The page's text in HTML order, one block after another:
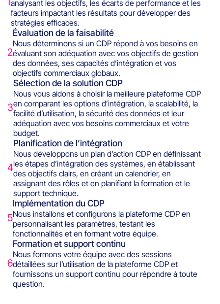
analysant les objectifs, les écarts de performance et les
facteurs impactant les résultats pour développer des
stratégies efficaces.
2
Évaluation de la faisabilité
Nous déterminons si un CDP répond à vos besoins en
évaluant son adéquation avec vos objectifs de gestion
des données, ses capacités d’intégration et vos
objectifs commerciaux globaux.
3
Sélection de la solution CDP
Nous vous aidons à choisir la meilleure plateforme CDP
en comparant les options d’intégration, la scalabilité, la
facilité d’utilisation, la sécurité des données et leur
adéquation avec vos besoins commerciaux et votre
budget.
4
Planification de l’intégration
Nous développons un plan d’action CDP en définissant
les étapes d’intégration des systèmes, en établissant
des objectifs clairs, en créant un calendrier, en
assignant des rôles et en planifiant la formation et le
support technique.
5
Implémentation du CDP
Nous installons et configurons la plateforme CDP en
personnalisant les paramètres, testant les
fonctionnalités et en formant votre équipe.
6
Formation et support continu
Nous formons votre équipe avec des sessions
détaillées sur l’utilisation de la plateforme CDP et
fournissons un support continu pour répondre à toute
question.